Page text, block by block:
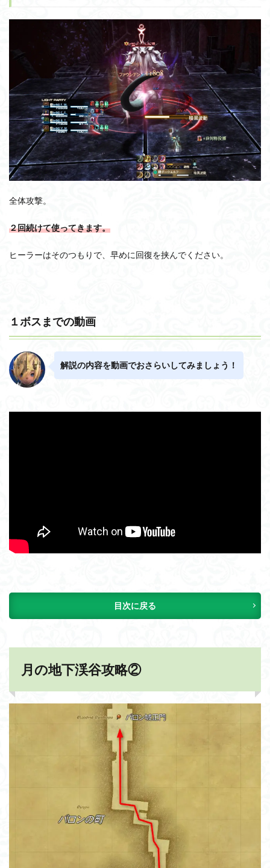
全体攻撃。
２回続けて使ってきます。
ヒーラーはそのつもりで、早めに回復を挟んでください。
１ボスまでの動画
解説の内容を動画でおさらいしてみましょう！
目次に戻る
月の地下渓谷攻略②